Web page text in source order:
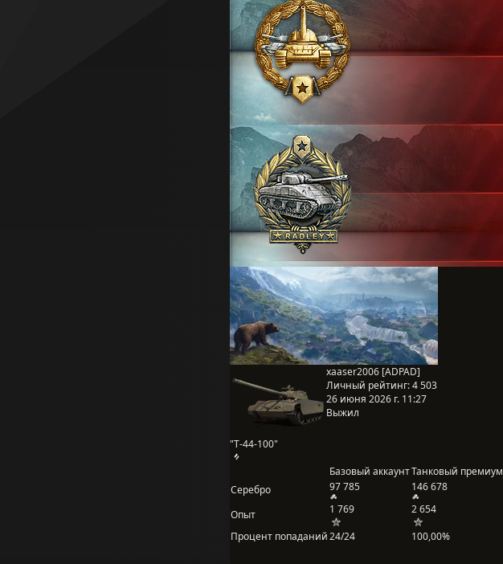
"Т-44-100"
xaaser2006 [ADPAD]
Личный рейтинг:4 503
26 июня 2026 г. 11:27
Выжил
Базовый аккаунтТанковый премиум
Серебро
97 785 146 678
Опыт 1 769
2 654
Процент попаданий24/24 100,00%